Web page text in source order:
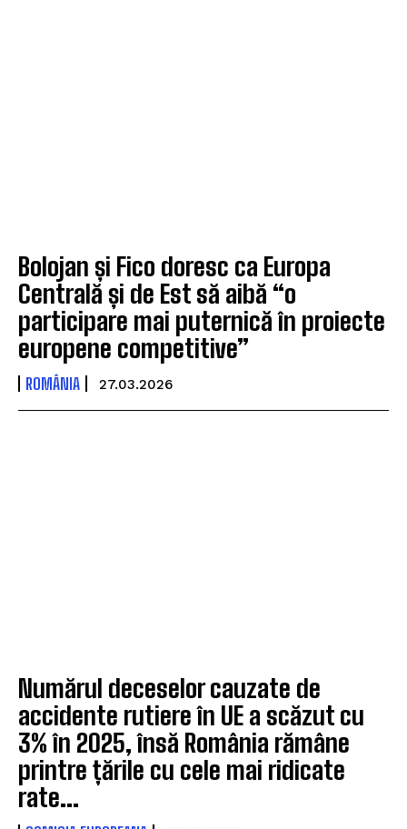
Bolojan și Fico doresc ca Europa
Centrală și de Est să aibă “o
participare mai puternică în proiecte
europene competitive”
ROMÂNIA 27.03.2026
Numărul deceselor cauzate de
accidente rutiere în UE a scăzut cu
3% în 2025, însă România rămâne
printre țările cu cele mai ridicate
rate...